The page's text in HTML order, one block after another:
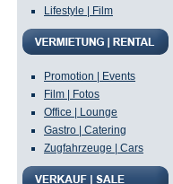
Lifestyle | Film
Promotion | Events
Film | Fotos
Office | Lounge
Gastro | Catering
Zugfahrzeuge | Cars